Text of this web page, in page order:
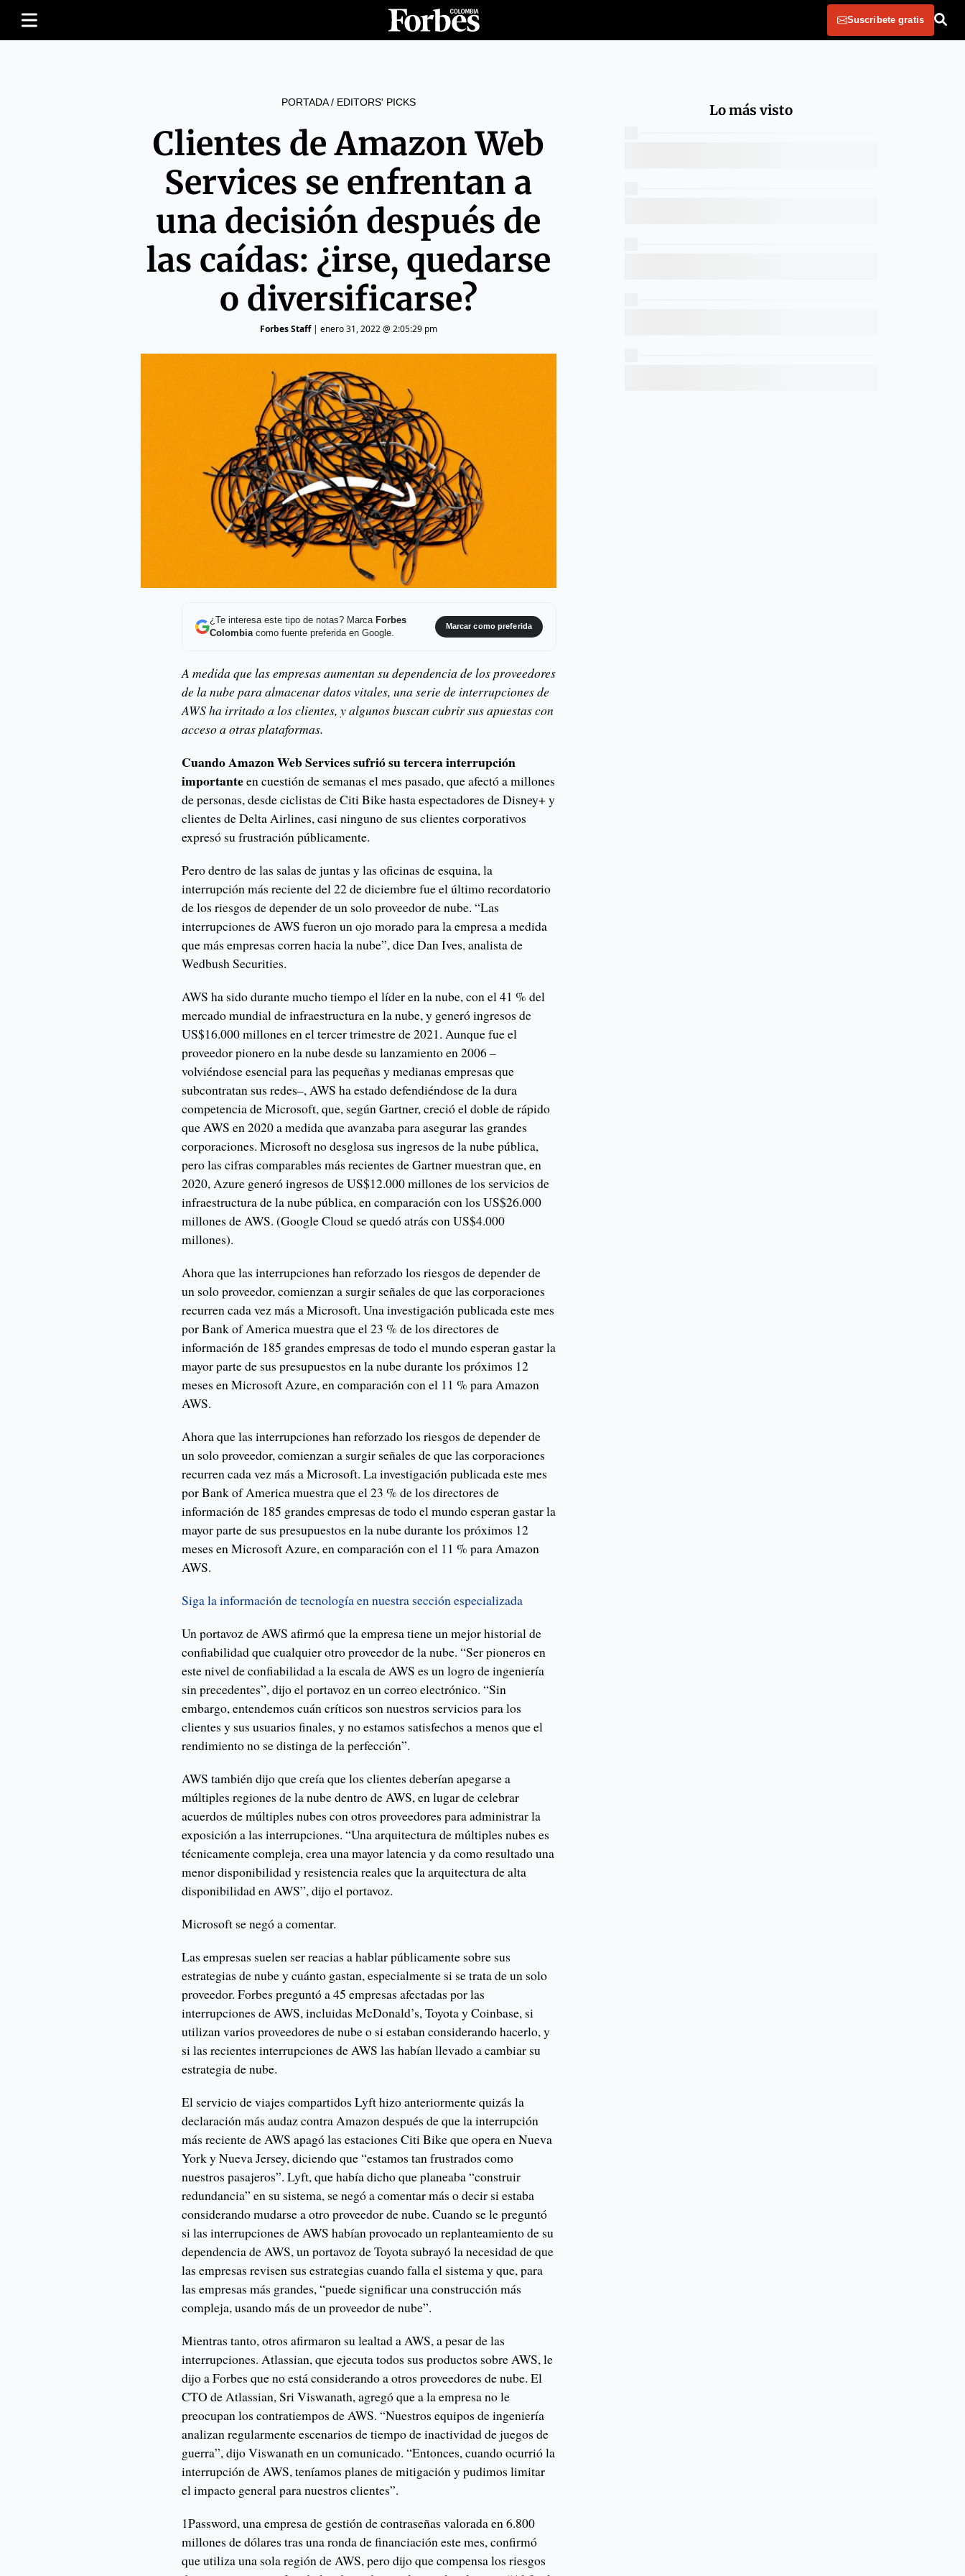
Suscribete gratis
PORTADA/ EDITORS' PICKS
Clientes de Amazon Web
Services se enfrentan a
una decisión después de
las caídas: ¿irse, quedarse
o diversificarse?
Forbes Staff| enero 31, 2022 @ 2:05:29 pm
¿Te interesa este tipo de notas? Marca Forbes
Colombiacomo fuente preferida en Google.
Marcar como preferida
A medida que las empresas aumentan su dependencia de los proveedores
de la nube para almacenar datos vitales, una serie de interrupciones de
AWS ha irritado a los clientes, y algunos buscan cubrir sus apuestas con
acceso a otras plataformas.
Cuando Amazon Web Services sufrió su tercera interrupción
importanteen cuestión de semanas el mes pasado, que afectó a millones
de personas, desde ciclistas de Citi Bike hasta espectadores de Disney+ y
clientes de Delta Airlines, casi ninguno de sus clientes corporativos
expresó su frustración públicamente.
Pero dentro de las salas de juntas y las oficinas de esquina, la
interrupción más reciente del 22 de diciembre fue el último recordatorio
de los riesgos de depender de un solo proveedor de nube. “Las
interrupciones de AWS fueron un ojo morado para la empresa a medida
que más empresas corren hacia la nube”, dice Dan Ives, analista de
Wedbush Securities.
AWS ha sido durante mucho tiempo el líder en la nube, con el 41 % del
mercado mundial de infraestructura en la nube, y generó ingresos de
US$16.000 millones en el tercer trimestre de 2021. Aunque fue el
proveedor pionero en la nube desde su lanzamiento en 2006 –
volviéndose esencial para las pequeñas y medianas empresas que
subcontratan sus redes–, AWS ha estado defendiéndose de la dura
competencia de Microsoft, que, según Gartner, creció el doble de rápido
que AWS en 2020 a medida que avanzaba para asegurar las grandes
corporaciones. Microsoft no desglosa sus ingresos de la nube pública,
pero las cifras comparables más recientes de Gartner muestran que, en
2020, Azure generó ingresos de US$12.000 millones de los servicios de
infraestructura de la nube pública, en comparación con los US$26.000
millones de AWS. (Google Cloud se quedó atrás con US$4.000
millones).
Ahora que las interrupciones han reforzado los riesgos de depender de
un solo proveedor, comienzan a surgir señales de que las corporaciones
recurren cada vez más a Microsoft. Una investigación publicada este mes
por Bank of America muestra que el 23 % de los directores de
información de 185 grandes empresas de todo el mundo esperan gastar la
mayor parte de sus presupuestos en la nube durante los próximos 12
meses en Microsoft Azure, en comparación con el 11 % para Amazon
AWS.
Ahora que las interrupciones han reforzado los riesgos de depender de
un solo proveedor, comienzan a surgir señales de que las corporaciones
recurren cada vez más a Microsoft. La investigación publicada este mes
por Bank of America muestra que el 23 % de los directores de
información de 185 grandes empresas de todo el mundo esperan gastar la
mayor parte de sus presupuestos en la nube durante los próximos 12
meses en Microsoft Azure, en comparación con el 11 % para Amazon
AWS.
Siga la información de tecnología en nuestra sección especializada
Un portavoz de AWS afirmó que la empresa tiene un mejor historial de
confiabilidad que cualquier otro proveedor de la nube. “Ser pioneros en
este nivel de confiabilidad a la escala de AWS es un logro de ingeniería
sin precedentes”, dijo el portavoz en un correo electrónico. “Sin
embargo, entendemos cuán críticos son nuestros servicios para los
clientes y sus usuarios finales, y no estamos satisfechos a menos que el
rendimiento no se distinga de la perfección”.
AWS también dijo que creía que los clientes deberían apegarse a
múltiples regiones de la nube dentro de AWS, en lugar de celebrar
acuerdos de múltiples nubes con otros proveedores para administrar la
exposición a las interrupciones. “Una arquitectura de múltiples nubes es
técnicamente compleja, crea una mayor latencia y da como resultado una
menor disponibilidad y resistencia reales que la arquitectura de alta
disponibilidad en AWS”, dijo el portavoz.
Microsoft se negó a comentar.
Las empresas suelen ser reacias a hablar públicamente sobre sus
estrategias de nube y cuánto gastan, especialmente si se trata de un solo
proveedor. Forbes preguntó a 45 empresas afectadas por las
interrupciones de AWS, incluidas McDonald’s, Toyota y Coinbase, si
utilizan varios proveedores de nube o si estaban considerando hacerlo, y
si las recientes interrupciones de AWS las habían llevado a cambiar su
estrategia de nube.
El servicio de viajes compartidos Lyft hizo anteriormente quizás la
declaración más audaz contra Amazon después de que la interrupción
más reciente de AWS apagó las estaciones Citi Bike que opera en Nueva
York y Nueva Jersey, diciendo que “estamos tan frustrados como
nuestros pasajeros”. Lyft, que había dicho que planeaba “construir
redundancia” en su sistema, se negó a comentar más o decir si estaba
considerando mudarse a otro proveedor de nube. Cuando se le preguntó
si las interrupciones de AWS habían provocado un replanteamiento de su
dependencia de AWS, un portavoz de Toyota subrayó la necesidad de que
las empresas revisen sus estrategias cuando falla el sistema y que, para
las empresas más grandes, “puede significar una construcción más
compleja, usando más de un proveedor de nube”.
Mientras tanto, otros afirmaron su lealtad a AWS, a pesar de las
interrupciones. Atlassian, que ejecuta todos sus productos sobre AWS, le
dijo a Forbes que no está considerando a otros proveedores de nube. El
CTO de Atlassian, Sri Viswanath, agregó que a la empresa no le
preocupan los contratiempos de AWS. “Nuestros equipos de ingeniería
analizan regularmente escenarios de tiempo de inactividad de juegos de
guerra”, dijo Viswanath en un comunicado. “Entonces, cuando ocurrió la
interrupción de AWS, teníamos planes de mitigación y pudimos limitar
el impacto general para nuestros clientes”.
1Password, una empresa de gestión de contraseñas valorada en 6.800
millones de dólares tras una ronda de financiación este mes, confirmó
que utiliza una sola región de AWS, pero dijo que compensa los riesgos
Lo más visto